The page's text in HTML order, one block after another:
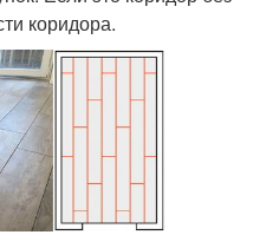
коридора.